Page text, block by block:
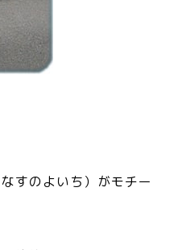
すのよいち）がモチー